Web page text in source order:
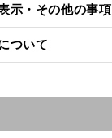
示・その他の事項
ついて